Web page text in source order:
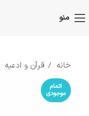
منو
خانه قرآن و ادعیه
اتمام
موجودی